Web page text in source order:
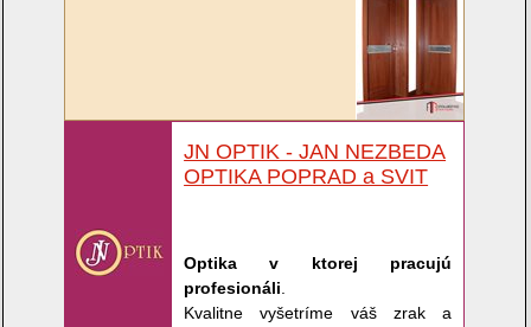
JN OPTIK - JAN NEZBEDA
OPTIKA POPRAD a SVIT
Optika v ktorej pracujú
profesionáli
Kvalitne vyšetríme váš zrak a